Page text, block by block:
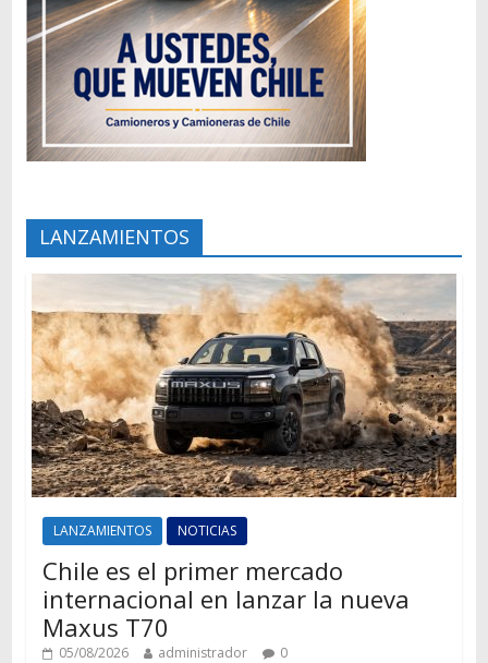
LANZAMIENTOS
LANZAMIENTOS NOTICIAS
Chile es el primer mercado
internacional en lanzar la nueva
Maxus T70
05/08/2026 administrador 0